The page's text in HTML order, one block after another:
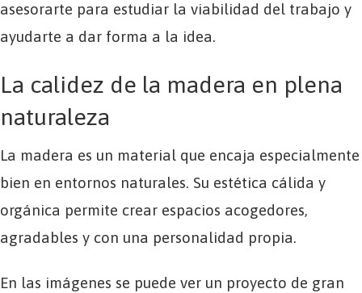
asesorarte para estudiar la viabilidad del trabajo y
ayudarte a dar forma a la idea.
La calidez de la madera en plena
naturaleza
La madera es un material que encaja especialmente
bien en entornos naturales. Su estética cálida y
orgánica permite crear espacios acogedores,
agradables y con una personalidad propia.
En las imágenes se puede ver un proyecto de gran